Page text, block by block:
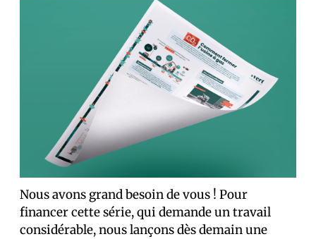
Nous avons grand besoin de vous ! Pour
financer cette série, qui demande un travail
considérable, nous lançons dès demain une